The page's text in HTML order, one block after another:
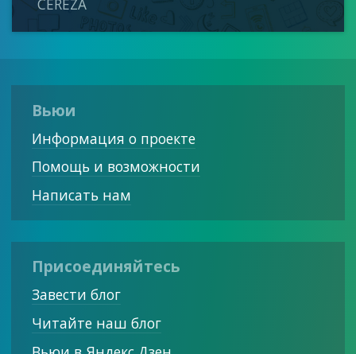
CEREZA
Вьюи
Информация о проекте
Помощь и возможности
Написать нам
Присоединяйтесь
Завести блог
Читайте наш блог